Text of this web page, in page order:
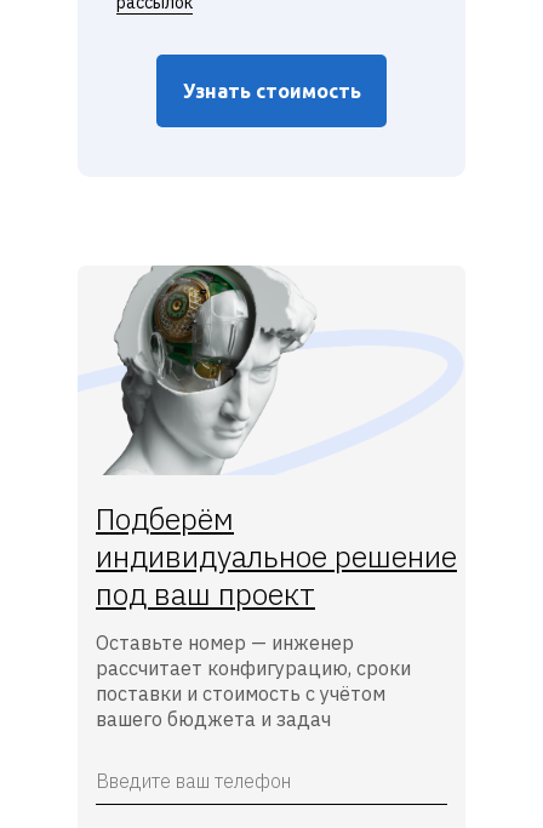
Узнать стоимость
Оставьте номер — инженер
рассчитает конфигурацию, сроки
поставки и стоимость с учётом
вашего бюджета и задач
Подберём
индивидуальное решение
под ваш проект